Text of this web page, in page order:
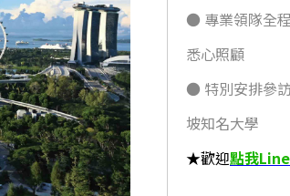
● 專業領隊全
悉心照顧
● 特別安排參
坡知名大學
★歡迎點我